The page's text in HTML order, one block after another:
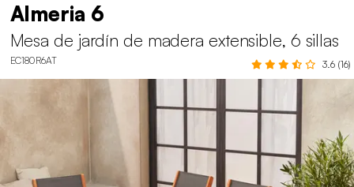
Almeria 6
Mesa de jardín de madera extensible, 6 sillas
EC180R6AT 3.6 (16)